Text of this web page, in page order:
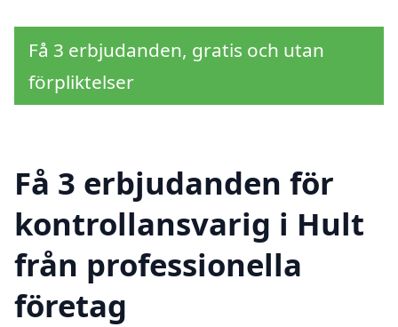
Få 3 erbjudanden, gratis och utan
förpliktelser
Få 3 erbjudanden för
kontrollansvarig i Hult
från professionella
företag